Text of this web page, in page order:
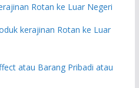
Rotan ke Luar Negeri
kerajinan Rotan ke Luar
atau Barang Pribadi atau